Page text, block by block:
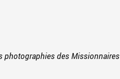
photographies des Missionnaires